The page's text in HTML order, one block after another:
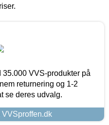
VVS-produkter på
returnering og 1-2
se deres udvalg.